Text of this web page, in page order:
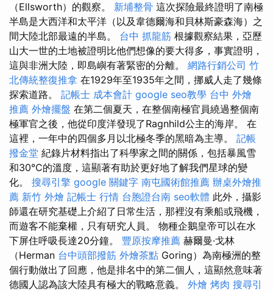
（Ellsworth）的觀察。 新埔整骨 這次探險最終證明了南極
半島是大西洋和太平洋（以及韋德爾海和貝林斯豪森海）之
間大陸北部最遠的半島。 台中 抓龍筋 根據觀察結果，亞歷
山大一世的土地被證明比他們想像的要大得多，事實證明，
這與非洲大陸，即島嶼有著緊密的分離。 網路行銷公司 竹
北傳統整復推拿 在1929年至1935年之間，挪威人走了幾條
探索道路。 記帳士 成本會計 google seo教學 台中 外燴
推薦 外燴擺盤 在第二個夏天，在整個南極官員繞過整個南
極軍官之後，他從印度洋發現了Ragnhild公主的海岸。 在
這裡，一年中的四個多月以北極冬季的黑暗為主導。 記帳
撥金堂 紀錄片材料指出了科學家之間的關係，包括暴風雪
和30°C的溫度，這顯著有助於更好地了解我們星球的變
化。 搜尋引擎 google 關鍵字 南屯國術館推薦 辦桌外燴推
薦 新竹 外燴 記帳士 行情 台胞證台南 seo軟體 此外，攝影
師還在研究基礎上介紹了日常生活，那裡沒有乘船或飛機，
而遊客不能棄權，只有研究人員。 物種企鵝皇帝可以在水
下屏住呼吸長達20分鐘。 豐原按摩推薦 赫爾曼·戈林
（Herman 台中頭部撥筋 外燴茶點 Goring）為南極洲的整
個行動做出了回應，他是排名中的第二個人，這顯然意味著
德國人認為該大陸具有極大的戰略意義。 外燴 烤肉 搜尋引